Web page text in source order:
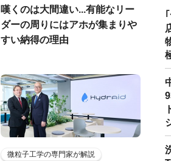
嘆くのは大間違い...有能なリー
ダーの周りにはアホが集まりや
すい納得の理由
微粒子工学の専門家が解説